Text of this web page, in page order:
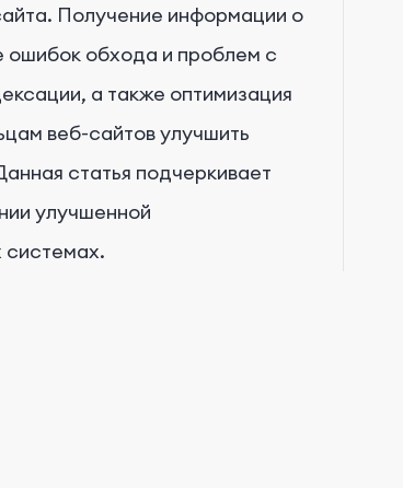
Получение информации о
ошибок обхода и проблем с
а также оптимизация
веб-сайтов улучшить
статья подчеркивает
улучшенной
системах.